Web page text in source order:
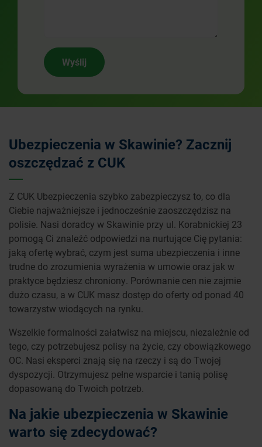
Wyślij
Ubezpieczenia w Skawinie? Zacznij
oszczędzać z CUK
Z CUK Ubezpieczenia szybko zabezpieczysz to, co dla
Ciebie najważniejsze i jednocześnie zaoszczędzisz na
polisie. Nasi doradcy w Skawinie przy ul. Korabnickiej 23
pomogą Ci znaleźć odpowiedzi na nurtujące Cię pytania:
jaką ofertę wybrać, czym jest suma ubezpieczenia i inne
trudne do zrozumienia wyrażenia w umowie oraz jak w
praktyce będziesz chroniony. Porównanie cen nie zajmie
dużo czasu, a w CUK masz dostęp do oferty od ponad 40
towarzystw wiodących na rynku.
Wszelkie formalności załatwisz na miejscu, niezależnie od
tego, czy potrzebujesz polisy na życie, czy obowiązkowego
OC. Nasi eksperci znają się na rzeczy i są do Twojej
dyspozycji. Otrzymujesz pełne wsparcie i tanią polisę
dopasowaną do Twoich potrzeb.
Na jakie ubezpieczenia w Skawinie
warto się zdecydować?